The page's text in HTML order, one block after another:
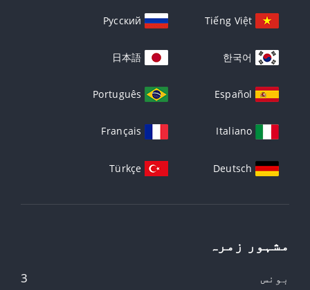
Tiếng Việt
Русский
한국어
日本語
Español
Português
Italiano
Français
Deutsch
Türkçe
مشہور زمرہ
3
بونس